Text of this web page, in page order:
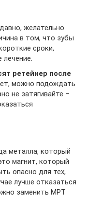
желательно
в том, что зубы
сроки,
лечение.
ретейнер после
можно подождать
не затягивайте –
металла, который
магнит, который
опасно для тех,
лучше отказаться
заменить МРТ